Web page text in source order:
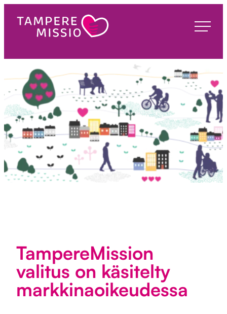
suoraan
sisältöön
TampereMissio
TampereMission
valitus on käsitelty
markkinaoikeudessa